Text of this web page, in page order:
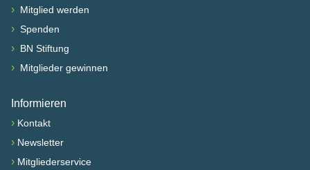
› Mitglied werden
› Spenden
› BN Stiftung
› Mitglieder gewinnen
Informieren
› Kontakt
› Newsletter
› Mitgliederservice